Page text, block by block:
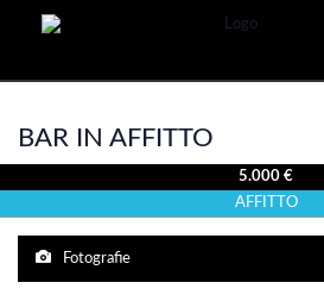
BAR IN AFFITTO
5.000 €
AFFITTO
Fotografie